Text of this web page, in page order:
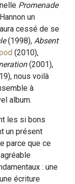
Promenade
un
cessé de se
(1998), Absent
(2010),
(2001),
nous voilà
à
album.
les si bons
un présent
parce que ce
: une
écriture